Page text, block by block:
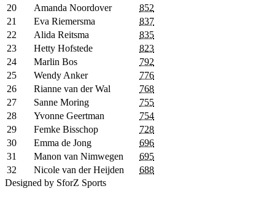
20
Amanda Noordover
852
21
Eva Riemersma
837
22
Alida Reitsma
835
23
Hetty Hofstede
823
24
Marlin Bos
792
25
Wendy Anker
776
26
Rianne van der Wal
768
27
Sanne Moring
755
28
Yvonne Geertman
754
29
Femke Bisschop
728
30
Emma de Jong
696
31
Manon van Nimwegen
695
32
Nicole van der Heijden
688
Designed by SforZ Sports